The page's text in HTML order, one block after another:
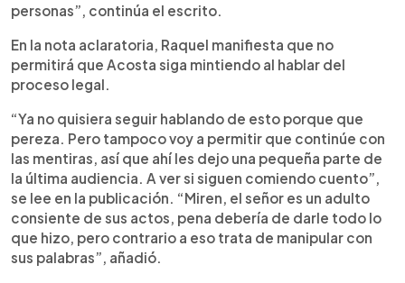
personas”, continúa el escrito.
En la nota aclaratoria, Raquel manifiesta que no
permitirá que Acosta siga mintiendo al hablar del
proceso legal.
“Ya no quisiera seguir hablando de esto porque que
pereza. Pero tampoco voy a permitir que continúe con
las mentiras, así que ahí les dejo una pequeña parte de
la última audiencia. A ver si siguen comiendo cuento”,
se lee en la publicación. “Miren, el señor es un adulto
consiente de sus actos, pena debería de darle todo lo
que hizo, pero contrario a eso trata de manipular con
sus palabras”, añadió.